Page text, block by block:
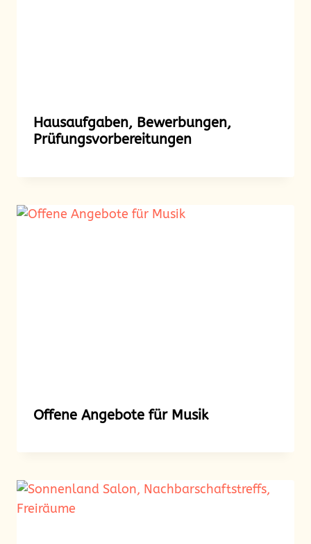
Hausaufgaben, Bewerbungen,
Prüfungsvorberei­tungen
Offene Angebote für Musik